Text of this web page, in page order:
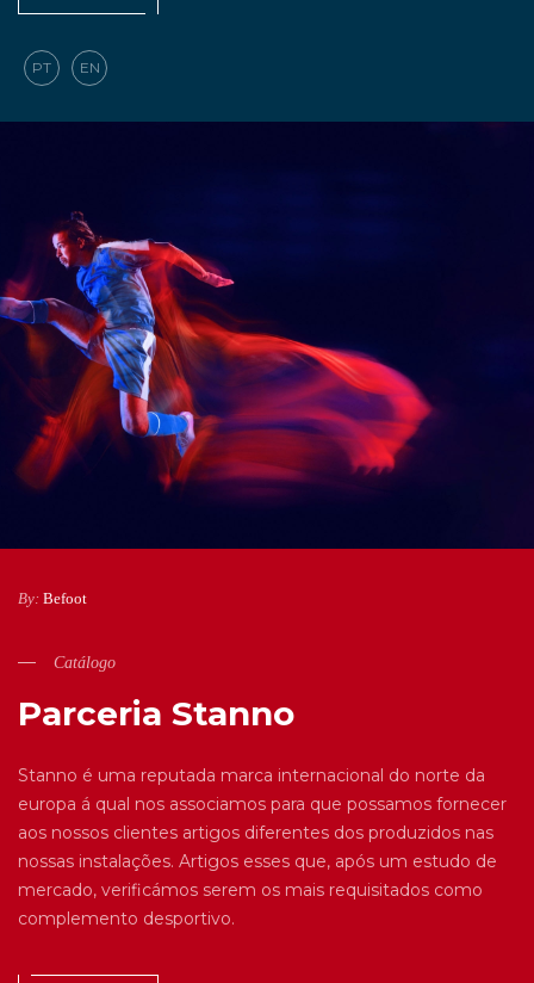
PT EN
By: Befoot
Catálogo
Parceria Stanno
Stanno é uma reputada marca internacional do norte da
europa á qual nos associamos para que possamos fornecer
aos nossos clientes artigos diferentes dos produzidos nas
nossas instalações. Artigos esses que, após um estudo de
mercado, verificámos serem os mais requisitados como
complemento desportivo.